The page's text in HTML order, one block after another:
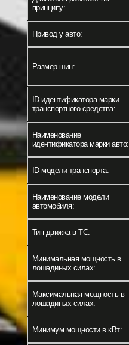
принципу:
Привод у авто:
Размер шин:
ID идентификатора марки
транспортного средства:
Наименование
идентификатора марки авто:
ID модели транспорта:
Наименование модели
автомобиля:
Тип движка в ТС:
Минимальная мощность в
лошадиных силах:
Максимальная мощность в
лошадиных силах:
Минимум мощности в кВт: